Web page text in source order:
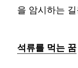
을 암시하는
석류를 먹는 꿈